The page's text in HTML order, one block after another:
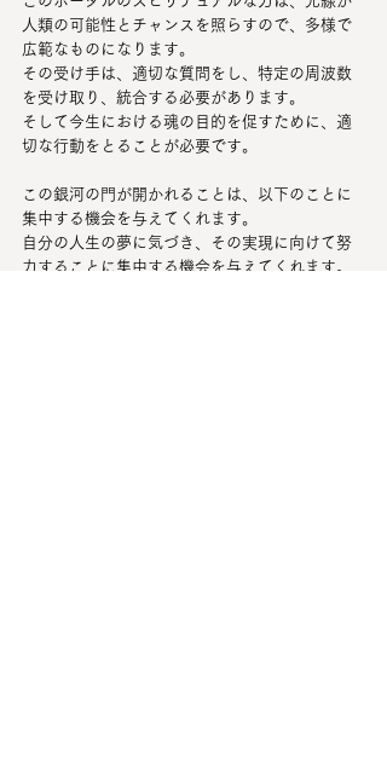
人類の可能性とチャンスを照らすので、多様で
広範なものになります。
その受け手は、適切な質問をし、特定の周波数
を受け取り、統合する必要があります。
そして今生における魂の目的を促すために、適
切な行動をとることが必要です。
この銀河の門が開かれることは、以下のことに
集中する機会を与えてくれます。
自分の人生の夢に気づき、その実現に向けて努
力することに集中する機会を与えてくれます。